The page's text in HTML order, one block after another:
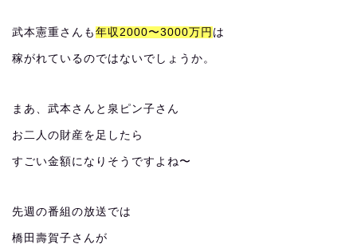
武本憲重さんも 年収2000〜3000万円 は
稼がれているのではないでしょうか。
まあ、武本さんと泉ピン子さん
お二人の財産を足したら
すごい金額になりそうですよね〜
先週の番組の放送では
橋田壽賀子さんが